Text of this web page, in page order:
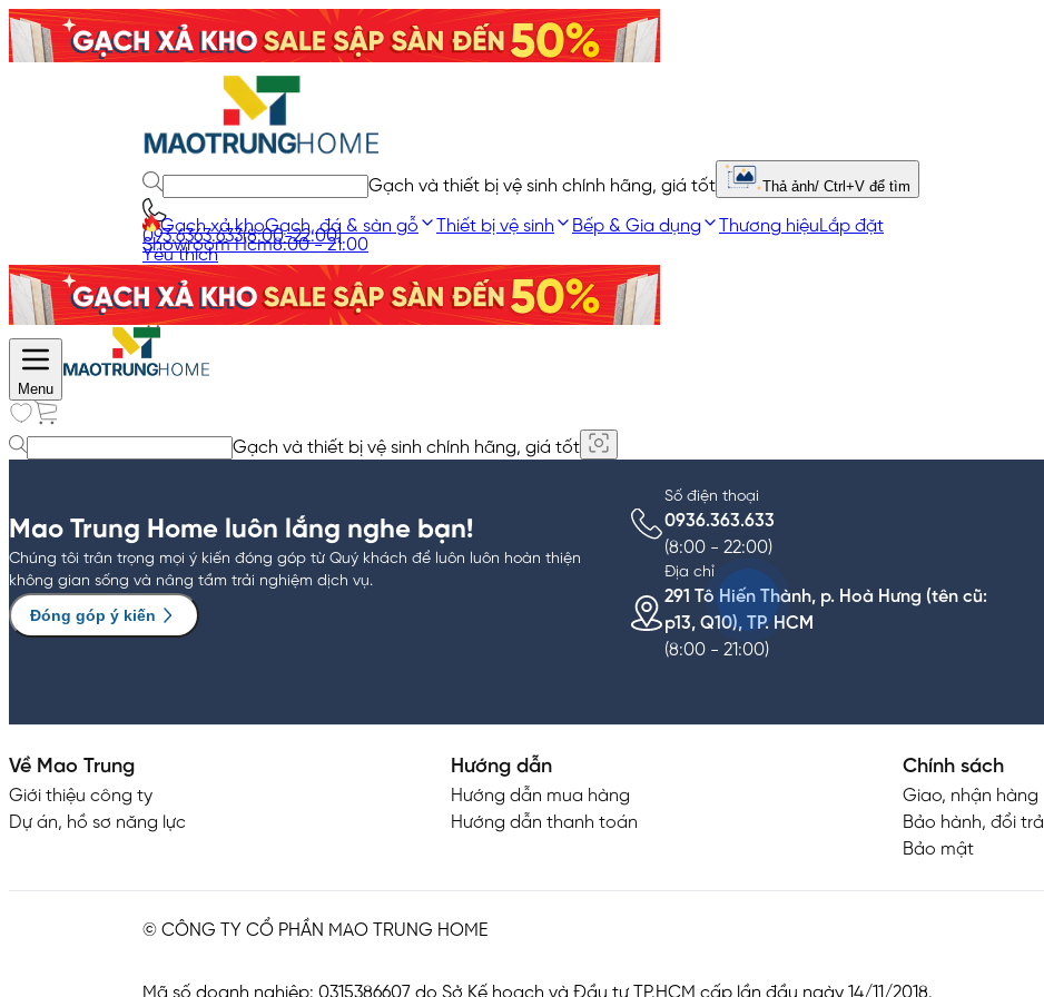
Gạch và thiết bị vệ sinh chính hãng, giá tốt Thả ảnh/ Ctrl+V để tìm
093.6363.633(8:00-22:00)
Yêu thích
Giỏ hàng
Gạch xả khoGạch, đá & sàn gỗ Thiết bị vệ sinh Bếp & Gia dụng Thương hiệuLắp đặt
Showroom Hcm8:00 - 21:00
Menu
Gạch và thiết bị vệ sinh chính hãng, giá tốt
Mao Trung Home luôn lắng nghe bạn!
Chúng tôi trân trọng mọi ý kiến đóng góp từ Quý khách để luôn luôn hoàn thiện
không gian sống và nâng tầm trải nghiệm dịch vụ.
Đóng góp ý kiến
Số điện thoại
0936.363.633
(8:00 - 22:00)
Địa chỉ
291 Tô Hiến Thành, p. Hoà Hưng (tên cũ:
p13, Q10), TP. HCM
(8:00 - 21:00)
Về Mao Trung
Giới thiệu công ty
Dự án, hồ sơ năng lực
Hướng dẫn
Hướng dẫn mua hàng
Hướng dẫn thanh toán
Chính sách
Giao, nhận hàng
Bảo hành, đổi trả
Bảo mật
© CÔNG TY CỔ PHẦN MAO TRUNG HOME
Mã số doanh nghiệp: 0315386607 do Sở Kế hoạch và Đầu tư TP.HCM cấp lần đầu ngày 14/11/2018.